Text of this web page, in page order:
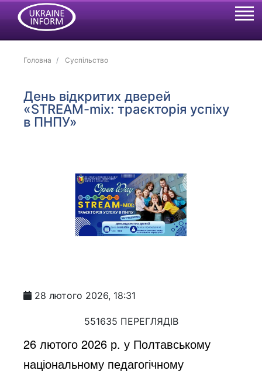
Головна Суспільство
День відкритих дверей
«STREAM-mix: траєкторія успіху
в ПНПУ»
28 лютого 2026, 18:31
551635 ПЕРЕГЛЯДІВ
26 лютого 2026 р. у Полтавському
національному педагогічному